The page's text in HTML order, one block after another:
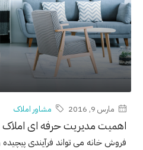
مارس 9, 2016 مشاور املاک
اهمیت مدیریت حرفه ای املاک
فروش خانه می تواند فرآیندی پیچیده